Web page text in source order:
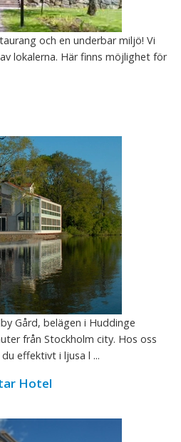
och en underbar miljö! Vi
lokalerna. Här finns möjlighet för
Gård, belägen i Huddinge
från Stockholm city. Hos oss
effektivt i ljusa l ...
Hotel